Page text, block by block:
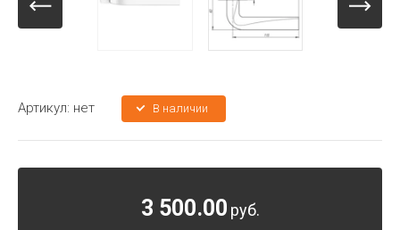
Артикул: нет В наличии
3 500.00 руб.